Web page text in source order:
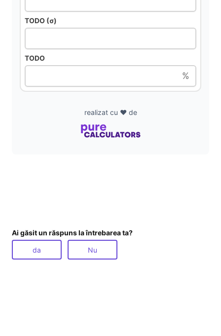
d
o
TODO (σ)
TODO
%
realizat cu ❤️ de
Ai găsit un răspuns la întrebarea ta?
da Nu